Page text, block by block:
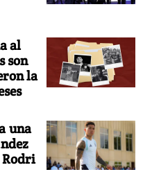
al
son
la
una
Rodri